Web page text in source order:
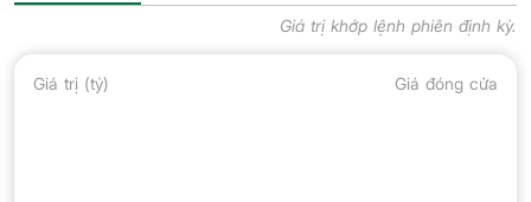
Giá trị khớp lệnh phiên định kỳ.
Giá trị (tỷ) Giá đóng cửa